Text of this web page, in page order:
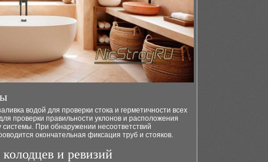
водой для проверки стока и герметичности всех
проверки правильности уклонов и расположения
системы. При обнаружении несоответствий
окончательная фиксация труб и стояков.
и ревизий